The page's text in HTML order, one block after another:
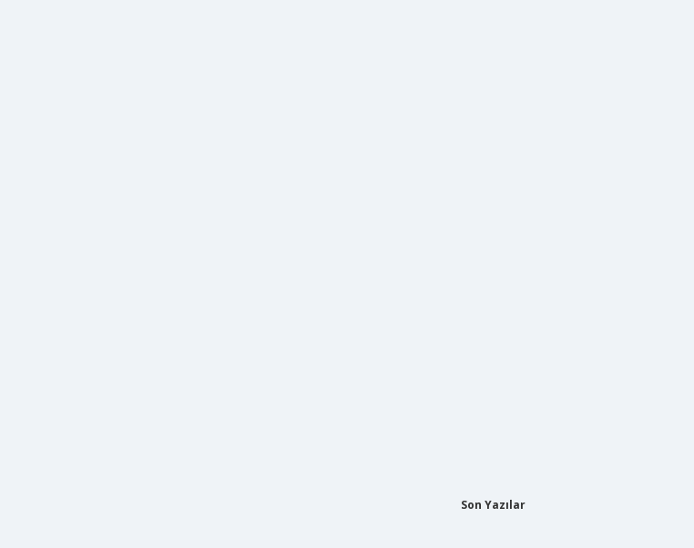
Son Yazılar